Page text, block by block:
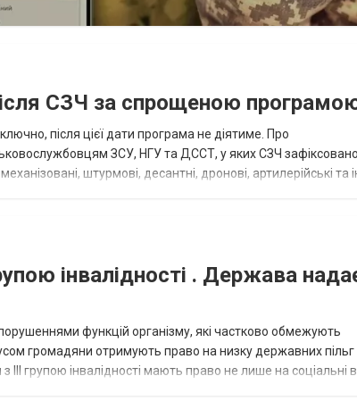
СЗЧ за спрощеною
після цієї дати програма не діятиме. Про
ЗСУ, НГУ та ДССТ, у яких СЗЧ
штурмові, десантні, дронові, артилерійські та
інвалідності . Держава
функцій організму, які частково обмежують
громадяни отримують право на низку державних пільг
з III групою інвалідності мають право не лише на соціальні